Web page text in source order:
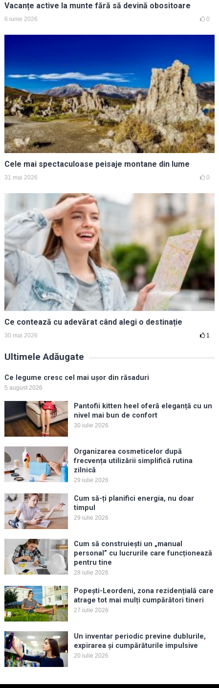
Vacanțe active la munte fără să devină obositoare
6 iunie 2026 0
Cele mai spectaculoase peisaje montane din lume
31 mai 2026 0
Ce contează cu adevărat când alegi o destinație
30 mai 2026 1
Ultimele Adăugate
Ce legume cresc cel mai ușor din răsaduri
5 august 2026
Pantofii kitten heel oferă eleganță cu un
nivel mai bun de confort
30 iulie 2026
Organizarea cosmeticelor după
frecvența utilizării simplifică rutina
zilnică
29 iulie 2026
Cum să-ți planifici energia, nu doar
timpul
29 iulie 2026
Cum să construiești un „manual
personal” cu lucrurile care funcționează
pentru tine
28 iulie 2026
Popești-Leordeni, zona rezidențială care
atrage tot mai mulți cumpărători tineri
27 iulie 2026
Un inventar periodic previne dublurile,
expirarea și cumpărăturile impulsive
20 iulie 2026